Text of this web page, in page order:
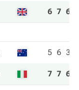
6 7 6
5 6 3
7 7 6